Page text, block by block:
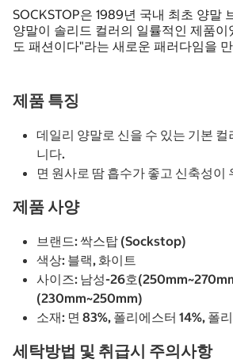
SOCKSTOP은 1989년 국내 최초 양말
양말이 솔리드 컬러의 일률적인 제품이
도 패션이다"라는 새로운 패러다임을
제품 특징
데일리 양말로 신을 수 있는 기본
니다.
면 원사로 땀 흡수가 좋고 신축성이
제품 사양
브랜드: 싹스탑 (Sockstop)
색상: 블랙, 화이트
사이즈: 남성-26호
(230mm~250mm)
소재: 면 83%, 폴리에스터 14%, 폴
세탁방법 및 취급시 주의사항